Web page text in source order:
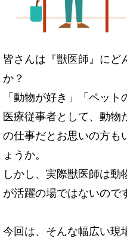
皆さんは『獣医師』にど
か？
「動物が好き」「ペット
医療従事者として、動物
の仕事だとお思いの方も
ょうか。
しかし、実際獣医師は
が活躍の場ではないので
今回は、そんな幅広い現